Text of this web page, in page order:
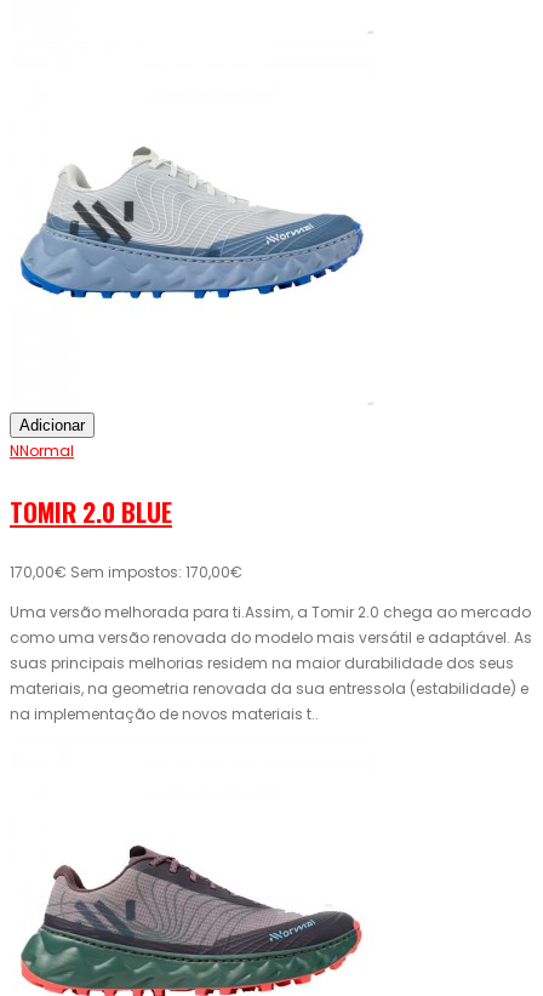
Adicionar
NNormal
TOMIR 2.0 BLUE
170,00€ Sem impostos: 170,00€
Uma versão melhorada para ti.Assim, a Tomir 2.0 chega ao mercado
como uma versão renovada do modelo mais versátil e adaptável. As
suas principais melhorias residem na maior durabilidade dos seus
materiais, na geometria renovada da sua entressola (estabilidade) e
na implementação de novos materiais t..